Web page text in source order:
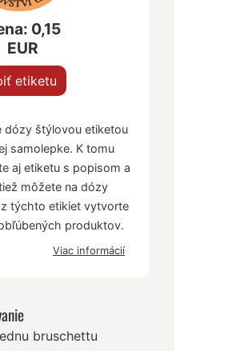
0,15
EUR
etiketu
dózy štýlovou etiketou
samolepke. K tomu
aj etiketu s popisom a
môžete na dózy
týchto etikiet vytvorte
produktov.
Viac informácií
bruschettu